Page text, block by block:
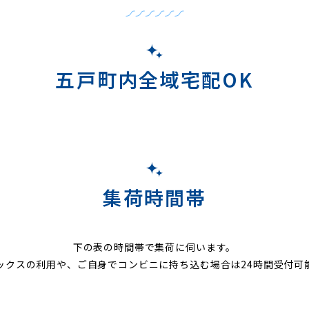
五戸町内全域宅配OK
集荷時間帯
下の表の時間帯で集荷に伺います。
クスの利用や、ご自身でコンビニに持ち込む場合は24時間受付可